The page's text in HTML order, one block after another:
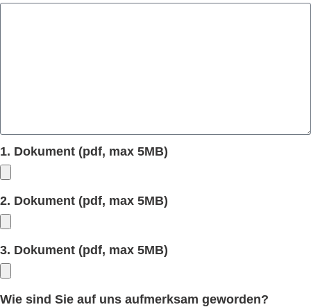
1. Dokument (pdf, max 5MB)
2. Dokument (pdf, max 5MB)
3. Dokument (pdf, max 5MB)
Wie sind Sie auf uns aufmerksam geworden?